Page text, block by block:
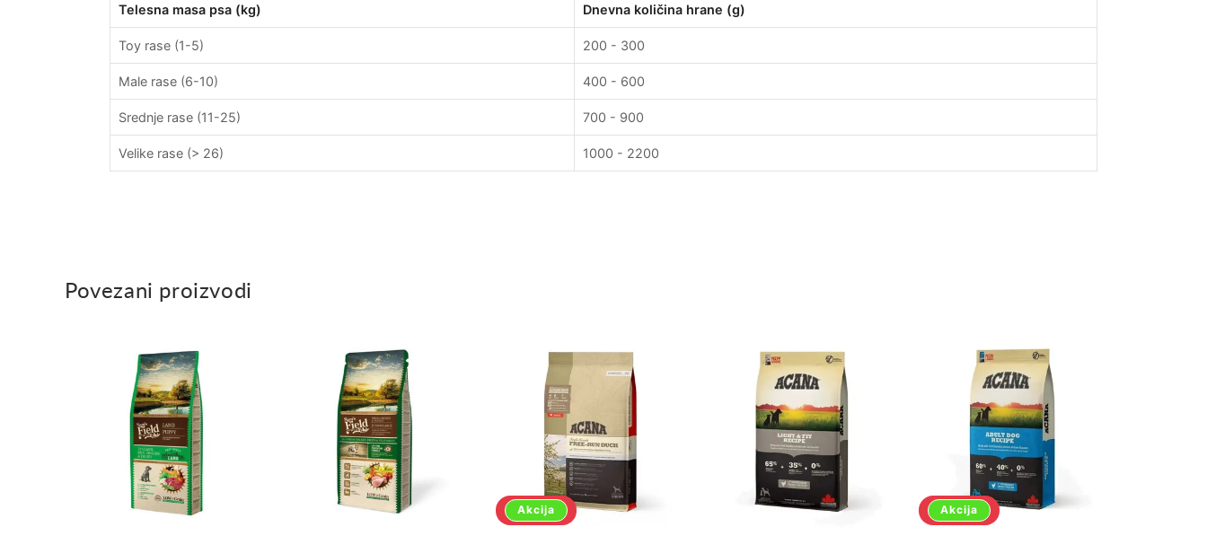
Telesna masa psa (kg)
Dnevna količina hrane (g)
Toy rase (1-5) 200 - 300
Male rase (6-10) 400 - 600
Srednje rase (11-25) 700 - 900
Velike rase (> 26) 1000 - 2200
Povezani proizvodi
Akcija Akcija